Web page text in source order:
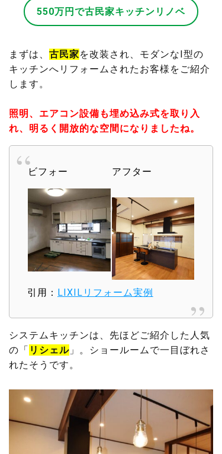
550万円で古民家キッチンリノベ
まずは、 古民家を改装され、モダンなI型の
キッチンへリフォームされたお客様をご紹介
します。
照明、エアコン設備も埋め込み式を取り入
れ、明るく開放的な空間になりましたね。
ビフォー アフター
引用： LIXILリフォーム実例
システムキッチンは、先ほどご紹介した人気
の「 リシェル」。ショールームで一目ぼれさ
れたそうです。